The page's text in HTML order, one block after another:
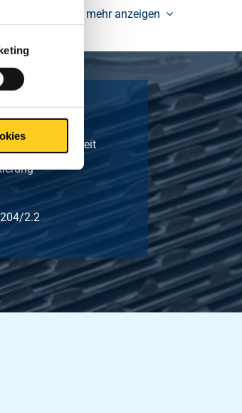
mehr anzeigen
2.2